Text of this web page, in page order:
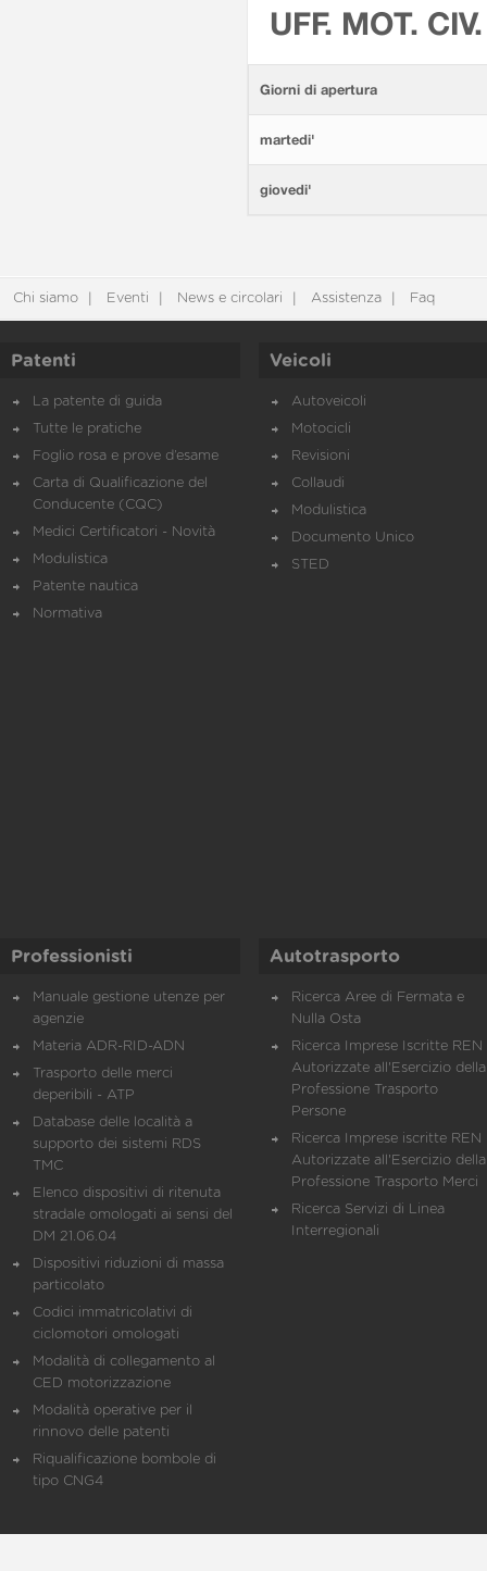
UFF. MOT.
Giorni di apertura
martedi'
giovedi'
Chi siamo Eventi News e circolari Assistenza Faq
Patenti
La patente di guida
Tutte le pratiche
Foglio rosa e prove d’esame
Carta di Qualificazione del
Conducente (CQC)
Medici Certificatori - Novità
Modulistica
Patente nautica
Normativa
Veicoli
Autoveicoli
Motocicli
Revisioni
Collaudi
Modulistica
Documento Unico
STED
Professionisti
Manuale gestione utenze per
agenzie
Materia ADR-RID-ADN
Trasporto delle merci
deperibili - ATP
Database delle località a
supporto dei sistemi RDS
TMC
Elenco dispositivi di ritenuta
stradale omologati ai sensi del
DM 21.06.04
Dispositivi riduzioni di massa
particolato
Codici immatricolativi di
ciclomotori omologati
Modalità di collegamento al
CED motorizzazione
Modalità operative per il
rinnovo delle patenti
Riqualificazione bombole di
tipo CNG4
Autotrasporto
Ricerca Aree di Fermata e
Nulla Osta
Ricerca Imprese Iscritte REN
Autorizzate all'Esercizio della
Professione Trasporto
Persone
Ricerca Imprese iscritte REN
Autorizzate all'Esercizio della
Professione Trasporto Merci
Ricerca Servizi di Linea
Interregionali